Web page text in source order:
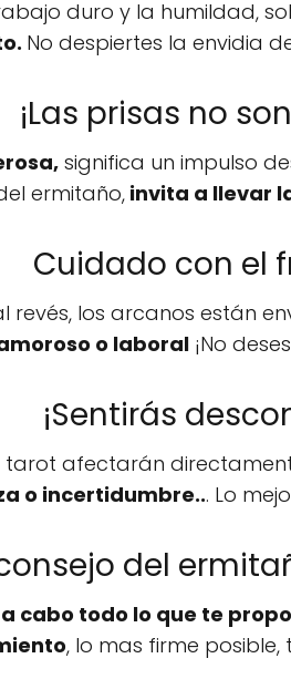
duro y la humildad,
No despiertes la envidia
¡Las prisas no
significa un impulso
ermitaño, invita a llevar
Cuidado con el
los arcanos están
o laboral¡No
¡Sentirás
tarot afectarán
o incertidumbre... Lo
del
cabo todo lo que te
, lo mas firme